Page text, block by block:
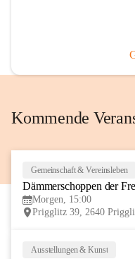
Kommende
Gemeinschaft & Vereinsleben
Dämmerschoppen der
Morgen, 15:00
Prigglitz 39, 2640
Ausstellungen & Kunst